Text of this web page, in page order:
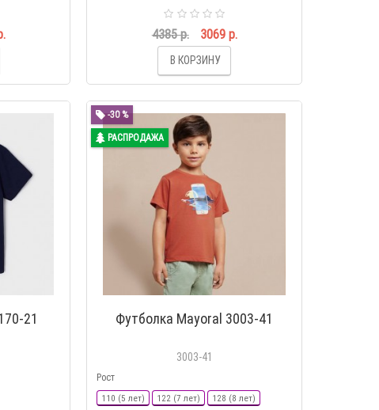
4385 р. 3069 р.
В КОРЗИНУ
21
-30 %
РАСПРОДАЖА
Футболка Mayoral 3003-41
3003-41
Рост
110 (5 лет) 122 (7 лет) 128 (8 лет)